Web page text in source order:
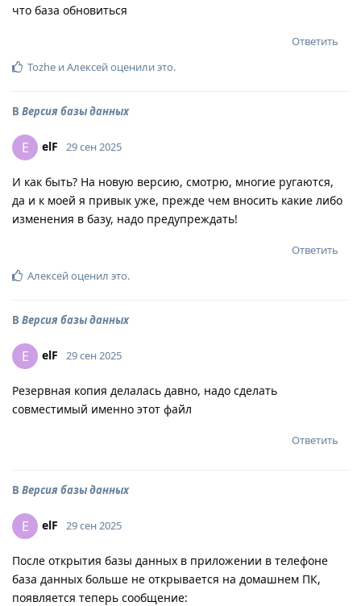
что база обновиться
Ответить
Tozhe иАлексейоценили это.
В Версия базы данных
E elF 29 сен 2025
И как быть? На новую версию, смотрю, многие ругаются,
да и к моей я привык уже, прежде чем вносить какие либо
изменения в базу, надо предупреждать!
Ответить
Алексейоценил это.
В Версия базы данных
E elF 29 сен 2025
Резервная копия делалась давно, надо сделать
совместимый именно этот файл
Ответить
В Версия базы данных
E elF 29 сен 2025
После открытия базы данных в приложении в телефоне
база данных больше не открывается на домашнем ПК,
появляется теперь сообщение: